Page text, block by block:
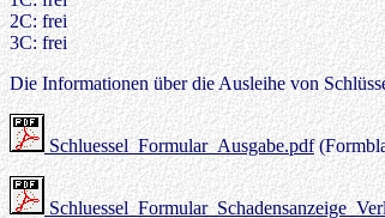
2C: frei
3C: frei
Die Informationen über die Ausleihe von
Schluessel_Formular_Ausgabe.pdf